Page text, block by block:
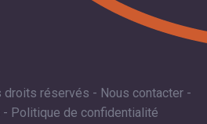
droits réservés - Nous contacter -
- Politique de confidentialité